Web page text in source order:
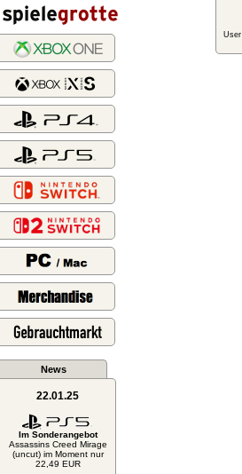
User
News
22.01.25
Im Sonderangebot
Assassins Creed Mirage
(uncut) im Moment nur
22,49 EUR